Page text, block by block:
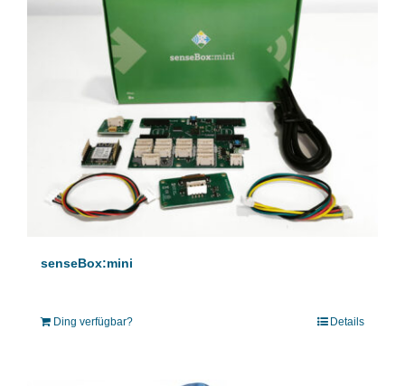
senseBox:mini
Ding verfügbar? Details